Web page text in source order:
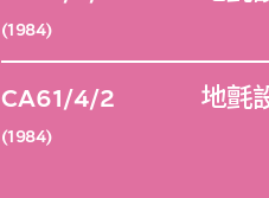
(1984)
CA61/4/2
(1984)
地氈